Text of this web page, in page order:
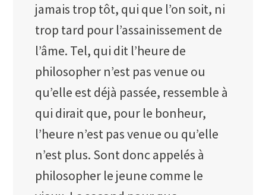
jamais trop tôt, qui que l’on soit, ni
trop tard pour l’assainissement de
l’âme. Tel, qui dit l’heure de
philosopher n’est pas venue ou
qu’elle est déjà passée, ressemble à
qui dirait que, pour le bonheur,
l’heure n’est pas venue ou qu’elle
n’est plus. Sont donc appelés à
philosopher le jeune comme le